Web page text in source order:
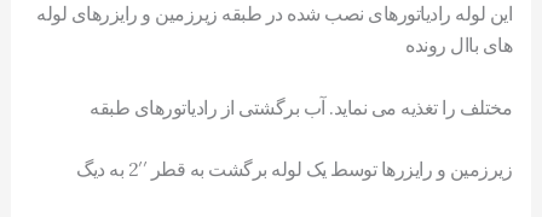
این لوله رادیاتورهای نصب شده در طبقه زیرزمین و رایزرهای لوله
های باال رونده
مختلف را تغذیه می نماید. آب برگشتی از رادیاتورهای طبقه
زیرزمین و رایزرها توسط یک لوله برگشت به قطر ′′2 به دیگ